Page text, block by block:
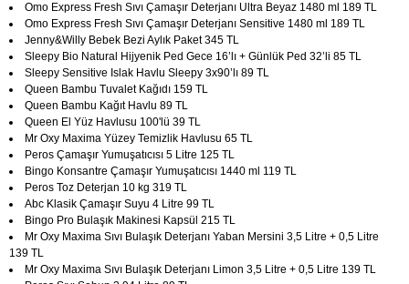
Omo Express Fresh Sıvı Çamaşır Deterjanı Ultra Beyaz 1480 ml 189 TL
Omo Express Fresh Sıvı Çamaşır Deterjanı Sensitive 1480 ml 189 TL
Jenny&Willy Bebek Bezi Aylık Paket 345 TL
Sleepy Bio Natural Hijyenik Ped Gece 16’lı + Günlük Ped 32’li 85 TL
Sleepy Sensitive Islak Havlu Sleepy 3x90’lı 89 TL
Queen Bambu Tuvalet Kağıdı 159 TL
Queen Bambu Kağıt Havlu 89 TL
Queen El Yüz Havlusu 100'lü 39 TL
Mr Oxy Maxima Yüzey Temizlik Havlusu 65 TL
Peros Çamaşır Yumuşatıcısı 5 Litre 125 TL
Bingo Konsantre Çamaşır Yumuşatıcısı 1440 ml 119 TL
Peros Toz Deterjan 10 kg 319 TL
Abc Klasik Çamaşır Suyu 4 Litre 99 TL
Bingo Pro Bulaşık Makinesi Kapsül 215 TL
Mr Oxy Maxima Sıvı Bulaşık Deterjanı Yaban Mersini 3,5 Litre + 0,5 Litre
139 TL
Mr Oxy Maxima Sıvı Bulaşık Deterjanı Limon 3,5 Litre + 0,5 Litre 139 TL